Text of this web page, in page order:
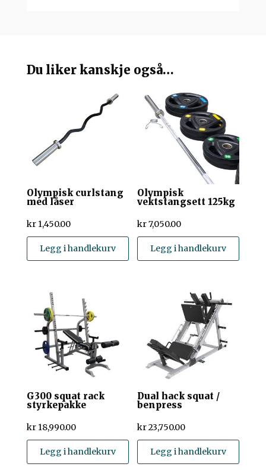
Du liker kanskje også…
Olympisk curlstang
med låser
kr1,450.00
Legg i handlekurv
Olympisk
vektstangsett 125kg
kr7,050.00
Legg i handlekurv
G300 squat rack
styrkepakke
kr18,990.00
Legg i handlekurv
Dual hack squat /
benpress
kr23,750.00
Legg i handlekurv